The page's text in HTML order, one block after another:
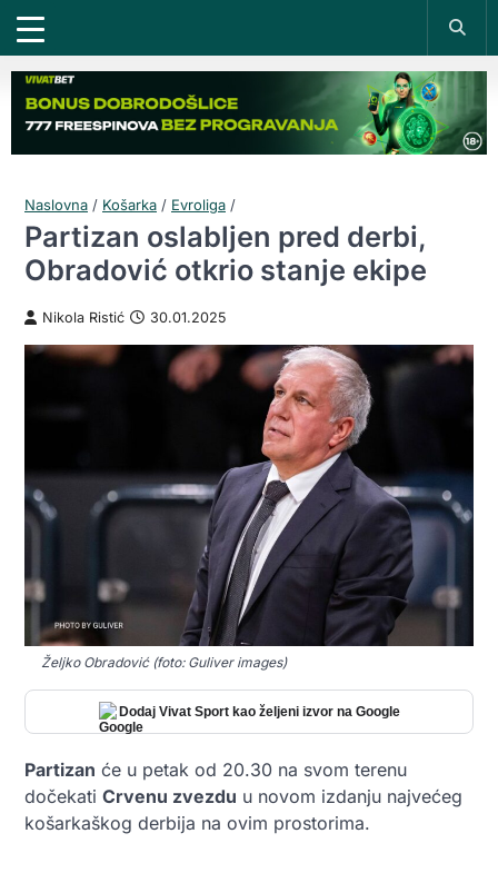
Naslovna / Košarka / Evroliga /
Partizan oslabljen pred derbi,
Obradović otkrio stanje ekipe
Nikola Ristić 30.01.2025
Željko Obradović (foto: Guliver images)
Dodaj Vivat Sport kao željeni izvor na Google
Partizan će u petak od 20.30 na svom terenu
dočekati Crvenu zvezdu u novom izdanju najvećeg
košarkaškog derbija na ovim prostorima.